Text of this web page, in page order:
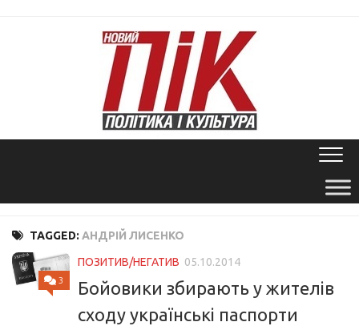
TAGGED: АНДРІЙ ЛИСЕНКО
3
ПОЗИТИВ/НЕГАТИВ 05.10.2014
Бойовики збирають у жителів
сходу українські паспорти